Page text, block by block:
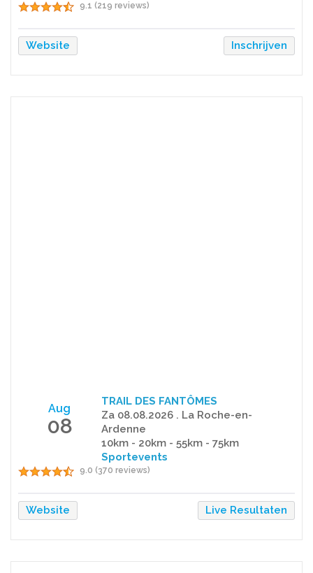
9.1 (219 reviews)
Website Inschrijven
Aug
08
TRAIL DES FANTÔMES
Za 08.08.2026 . La Roche-en-
Ardenne
10km - 20km - 55km - 75km
Sportevents
9.0 (370 reviews)
Website Live Resultaten